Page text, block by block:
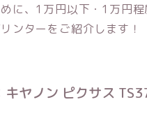
に、1万円以下・1万円
ンターをご紹介します！
キヤノン ピクサス